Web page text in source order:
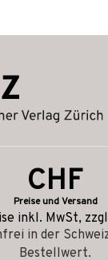
CHF
Preise und Versand
inkl. MwSt,
in der
Bestellwert.